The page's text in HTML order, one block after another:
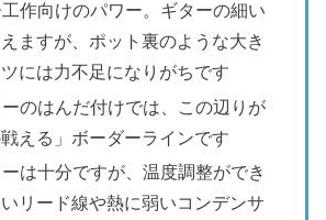
工作向けのパワー。ギターの細い
ますが、ポット裏のような大き
には力不足になりがちです
ーのはんだ付けでは、この辺りが
戦える」ボーダーラインです
ーは十分ですが、温度調整ができ
リード線や熱に弱いコンデンサ